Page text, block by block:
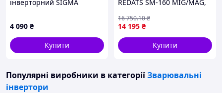
інверторний SIGMA
4 090 ₴
Купити
REDATS SM-160 MIG/MAG,
14 195 ₴
16 750.10₴
Купити
Популярні виробники в категоріїЗварювальні
інвертори